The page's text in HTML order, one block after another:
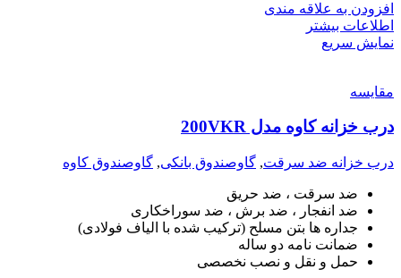
افزودن به علاقه مندی
اطلاعات بیشتر
نمایش سریع
مقايسه
درب خزانه کاوه مدل 200VKR
درب خزانه ضد سرقت, گاوصندوق بانکی, گاوصندوق کاوه
ضد سرقت ، ضد حریق
ضد انفجار ، ضد برش ، ضد سوراخکاری
جداره ها بتن مسلح (ترکیب شده با الیاف فولادی)
ضمانت نامه دو ساله
حمل و نقل و نصب نخصصی